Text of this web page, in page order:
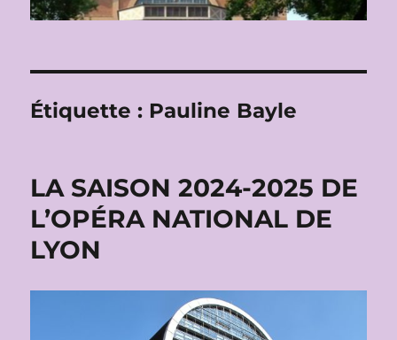
Étiquette : Pauline Bayle
LA SAISON 2024-2025 DE
L’OPÉRA NATIONAL DE
LYON